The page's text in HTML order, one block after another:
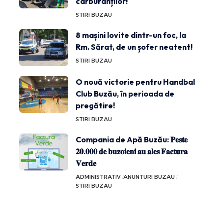
STIRI BUZAU
8 mașini lovite dintr-un foc, la
Rm. Sărat, de un șofer neatent!
STIRI BUZAU
O nouă victorie pentru Handbal
Club Buzău, în perioada de
pregătire!
STIRI BUZAU
Compania de Apă Buzău: 𝐏𝐞𝐬𝐭𝐞
𝟐𝟎.𝟎𝟎𝟎 𝐝𝐞 𝐛𝐮𝐳𝐨𝐢𝐞𝐧𝐢 𝐚𝐮 𝐚𝐥𝐞𝐬 𝐅𝐚𝐜𝐭𝐮𝐫𝐚
𝐕𝐞𝐫𝐝𝐞
ADMINISTRATIV ANUNTURI BUZAU
STIRI BUZAU